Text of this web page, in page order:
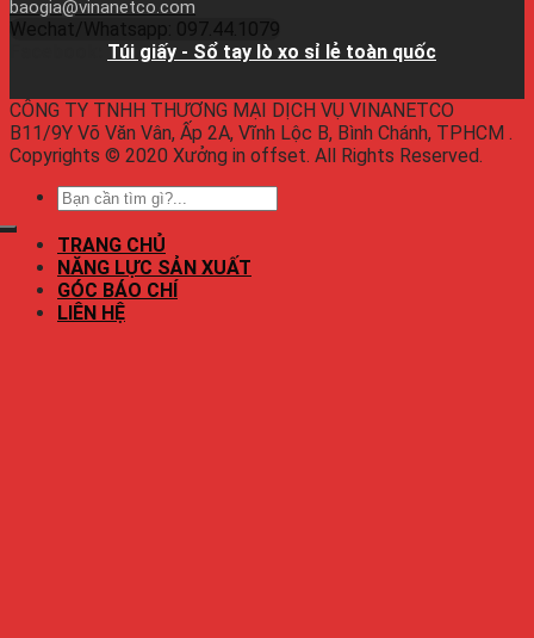
baogia@vinanetco.com
Wechat/Whatsapp: 097.44.1079
Túi giấy - Sổ tay lò xo sỉ lẻ toàn quốc
CÔNG TY TNHH THƯƠNG MẠI DỊCH VỤ VINANETCO
B11/9Y Võ Văn Vân, Ấp 2A, Vĩnh Lộc B, Bình Chánh, TPHCM .
Copyrights © 2020 Xưởng in offset. All Rights Reserved.
TRANG CHỦ
NĂNG LỰC SẢN XUẤT
GÓC BÁO CHÍ
LIÊN HỆ